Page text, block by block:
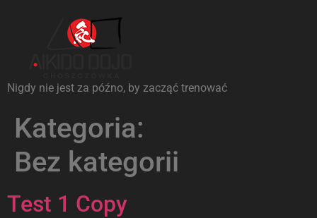
Nigdy nie jest za późno, by zacząć trenować
Kategoria:
Bez kategorii
Test 1 Copy